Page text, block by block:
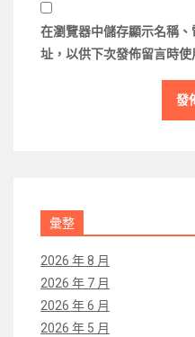
在瀏覽器中儲存顯示名稱
址，以供下次發佈留言時使
彙整
2026 年 8 月
2026 年 7 月
2026 年 6 月
2026 年 5 月